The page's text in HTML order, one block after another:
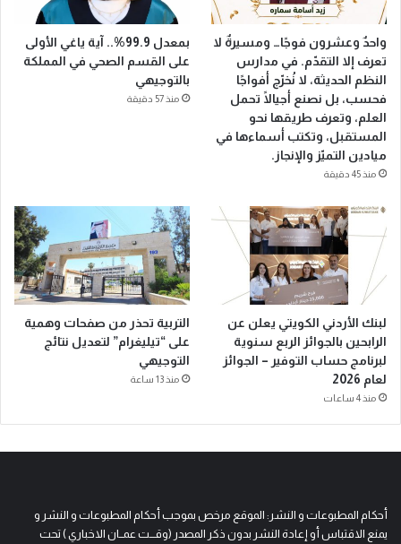
واحدٌ وعشرون فوجًا… ومسيرةٌ لا
تعرف إلا التقدّم. في مدارس
النظم الحديثة، لا نُخرّج أفواجًا
فحسب، بل نصنع أجيالًا تحمل
العلم، وتعرف طريقها نحو
المستقبل، وتكتب أسماءها في
ميادين التميّز والإنجاز.
منذ 45 دقيقة
بمعدل 99.9%.. آية ياغي الأولى
على القسم الصحي في المملكة
بالتوجيهي
منذ 57 دقيقة
لبنك الأردني الكويتي يعلن عن
الرابحين بالجوائز الربع سنوية
لبرنامج حساب التوفير – الجوائز
لعام 2026
منذ 4 ساعات
التربية تحذر من صفحات وهمية
على “تيليغرام” لتعديل نتائج
التوجيهي
منذ 13 ساعة
أحكام المطبوعات و النشر: الموقع مرخص بموجب أحكام المطبوعات و النشر و
يمنع الاقتباس أو إعادة النشر بدون ذكر المصدر (وقـــت عمــان الاخباري ) تحت